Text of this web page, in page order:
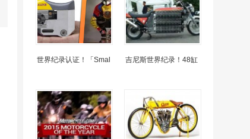
世界纪录认证！「Smal 吉尼斯世界纪录！48缸